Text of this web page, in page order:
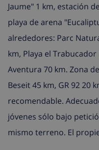
Jaume" 1 km, estación
playa de arena
alrededores: Parc
km, Playa el
Aventura 70 km. Zona
Beseit 45 km, GR 92 20
recomendable.
jóvenes sólo bajo
mismo terreno. El